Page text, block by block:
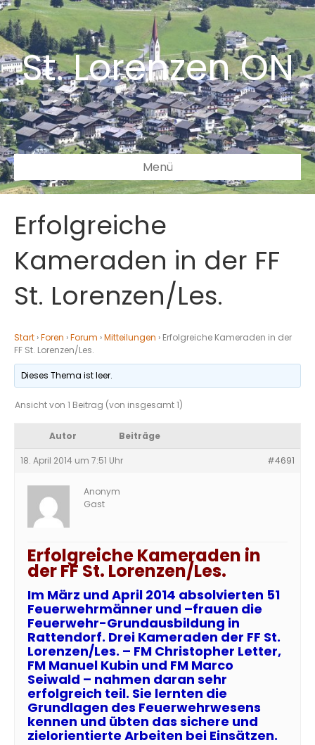
St. Lorenzen ON
Menü
Erfolgreiche
Kameraden in der FF
St. Lorenzen/Les.
Start ›Foren ›Forum ›Mitteilungen › Erfolgreiche Kameraden in der
FF St. Lorenzen/Les.
Dieses Thema ist leer.
Ansicht von 1 Beitrag (von insgesamt 1)
Autor Beiträge
18. April 2014 um 7:51 Uhr #4691
Anonym
Gast
Erfolgreiche Kameraden in
der FF St. Lorenzen/Les.
Im März und April 2014 absolvierten 51
Feuerwehrmänner und –frauen die
Feuerwehr-Grundausbildung in
Rattendorf. Drei Kameraden der FF St.
Lorenzen/Les. – FM Christopher Letter,
FM Manuel Kubin und FM Marco
Seiwald – nahmen daran sehr
erfolgreich teil. Sie lernten die
Grundlagen des Feuerwehrwesens
kennen und übten das sichere und
zielorientierte Arbeiten bei Einsätzen.